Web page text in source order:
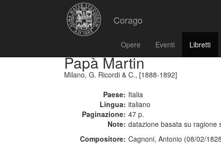
Corago
Opere Eventi Libretti
Papà Martin
Milano, G. Ricordi & C., [1888-1892]
Paese: Italia
Lingua: italiano
Paginazione: 47 p.
Note: datazione basata su ragione
Compositore: Cagnoni, Antonio (08/02/